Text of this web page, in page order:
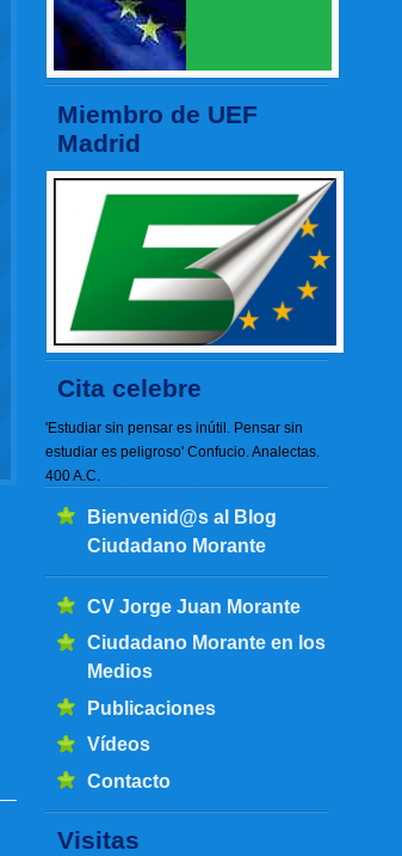
Miembro de UEF
Madrid
Cita celebre
'Estudiar sin pensar es inútil. Pensar sin
estudiar es peligroso' Confucio. Analectas.
400 A.C.
Bienvenid@s al Blog
Ciudadano Morante
CV Jorge Juan Morante
Ciudadano Morante en los
Medios
Publicaciones
Vídeos
Contacto
Visitas